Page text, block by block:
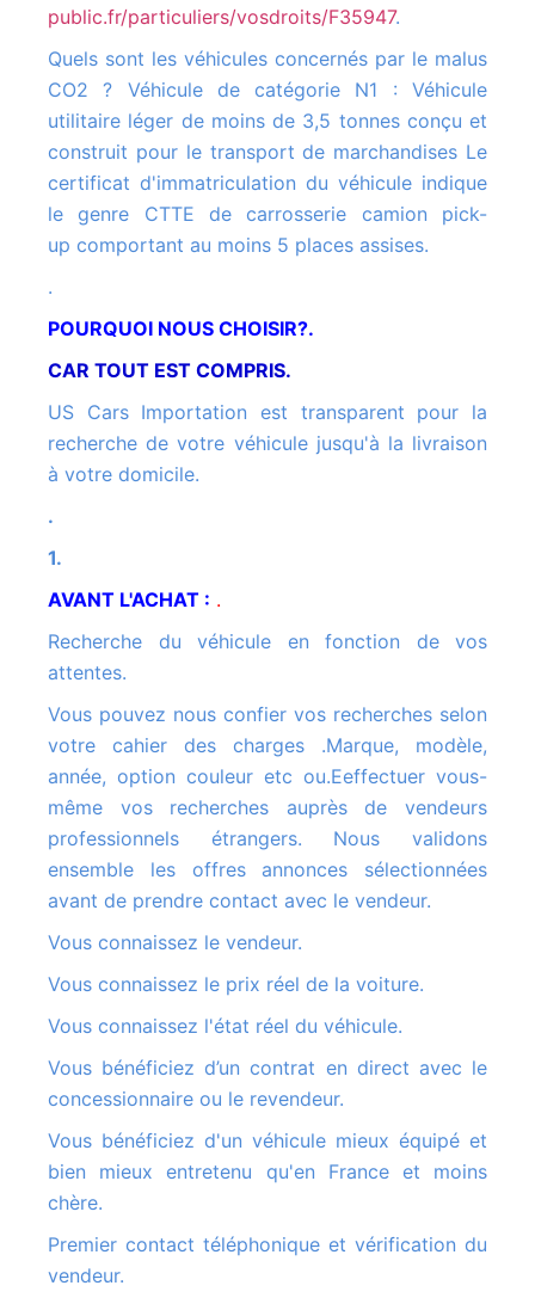
public.fr/particuliers/vosdroits/F35947.
Quels sont les véhicules concernés par le malus
CO2 ? Véhicule de catégorie N1 : Véhicule
utilitaire léger de moins de 3,5 tonnes conçu et
construit pour le transport de marchandises Le
certificat d'immatriculation du véhicule indique
le genre CTTE de carrosserie camion pick-
up comportant au moins 5 places assises.
.
POURQUOI NOUS CHOISIR?.
CAR TOUT EST COMPRIS.
US Cars Importation est transparent pour la
recherche de votre véhicule jusqu'à la livraison
à votre domicile.
.
1.
AVANT L'ACHAT : .
Recherche du véhicule en fonction de vos
attentes.
Vous pouvez nous confier vos recherches selon
votre cahier des charges .Marque, modèle,
année, option couleur etc ou.Eeffectuer vous-
même vos recherches auprès de vendeurs
professionnels étrangers. Nous validons
ensemble les offres annonces sélectionnées
avant de prendre contact avec le vendeur.
Vous connaissez le vendeur.
Vous connaissez le prix réel de la voiture.
Vous connaissez l'état réel du véhicule.
Vous bénéficiez d’un contrat en direct avec le
concessionnaire ou le revendeur.
Vous bénéficiez d'un véhicule mieux équipé et
bien mieux entretenu qu'en France et moins
chère.
Premier contact téléphonique et vérification du
vendeur.